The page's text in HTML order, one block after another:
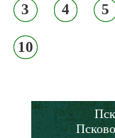
3 4 5
10